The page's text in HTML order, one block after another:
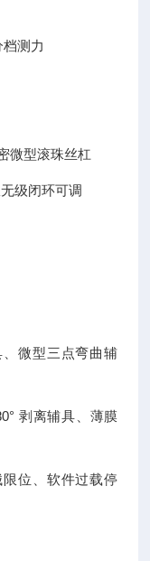
测力
微型滚珠丝杠
级闭环可调
微型三点弯曲辅
剥离辅具、薄膜
位、软件过载停